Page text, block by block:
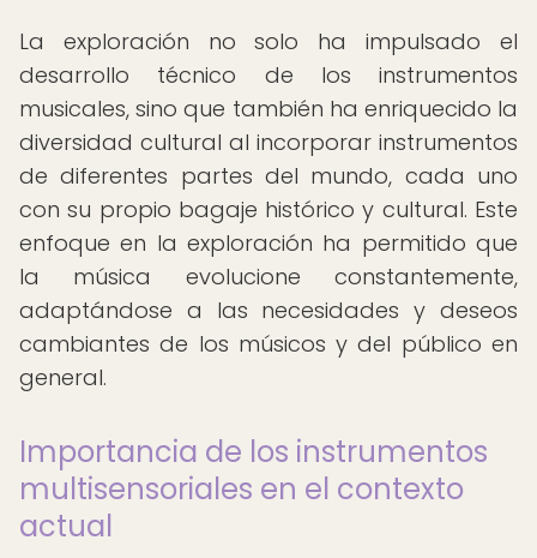
La exploración no solo ha impulsado el
desarrollo técnico de los instrumentos
musicales, sino que también ha enriquecido la
diversidad cultural al incorporar instrumentos
de diferentes partes del mundo, cada uno
con su propio bagaje histórico y cultural. Este
enfoque en la exploración ha permitido que
la música evolucione constantemente,
adaptándose a las necesidades y deseos
cambiantes de los músicos y del público en
general.
Importancia de los instrumentos
multisensoriales en el contexto
actual